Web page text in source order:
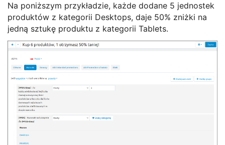
Na poniższym przykładzie, każde dodane 5 jednostek
produktów z kategorii Desktops, daje 50% zniżki na
jedną sztukę produktu z kategorii Tablets.